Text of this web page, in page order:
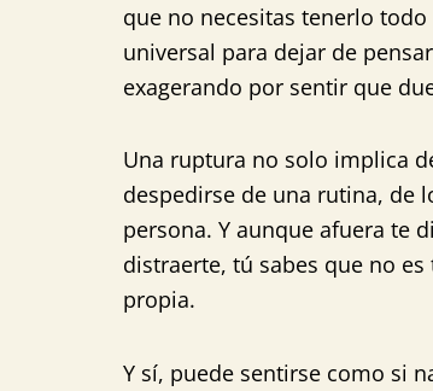
que no necesitas tenerlo
universal para dejar de
exagerando por sentir que
Una ruptura no solo implica
despedirse de una rutina, de
persona. Y aunque afuera te
distraerte, tú sabes que no
propia.
Y sí, puede sentirse como si